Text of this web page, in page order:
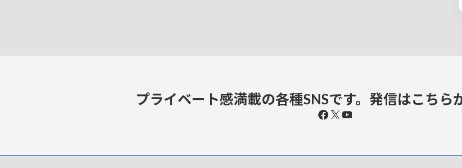
プライベート感満載の各種SNSです。発信はこちら
Facebook
X YouTube